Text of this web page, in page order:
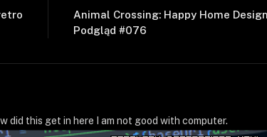
Animal Crossing: Happy Home
Podgląd #076
did this get in here I am not good with computer.